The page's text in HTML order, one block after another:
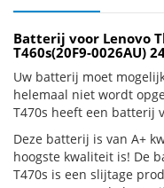
Batterij voor Lenovo
T460s(20F9-0026AU)
Uw batterij moet
helemaal niet wordt
T470s heeft een batterij
Deze batterij is van A+
hoogste kwaliteit is! De
T470s is een slijtage